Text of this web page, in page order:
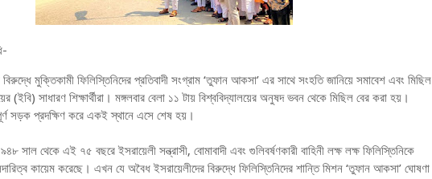
মুক্তিকামী ফিলিস্তিনিদের প্রতিবাদী সংগ্রাম ‘তুফান আকসা’ এর সাথে সংহতি জানিয়ে সমাবেশ এবং মিছিল
(ইবি) সাধারণ শিক্ষার্থীরা। মঙ্গলবার বেলা ১১ টায় বিশ্ববিদ্যালয়ের অনুষদ ভবন থেকে মিছিল বের করা হয়।
সড়ক প্রদক্ষিণ করে একই স্থানে এসে শেষ হয়।
সাল থেকে এই ৭৫ বছরে ইসরায়েলী সন্ত্রাসী, বোমাবাদী এবং গুলিবর্ষণকারী বাহিনী লক্ষ লক্ষ ফিলিস্তিনিকে
কায়েম করেছে। এখন যে অবৈধ ইসরায়েলীদের বিরুদ্ধে ফিলিস্তিনিদের শান্তি মিশন ‘তুফান আকসা’ ঘোষণা